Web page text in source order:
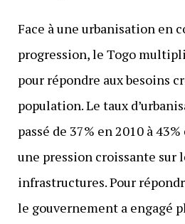
Face à une urbanisation en
progression, le Togo
pour répondre aux besoins
population. Le taux
passé de 37% en 2010 à
une pression croissante sur
infrastructures. Pour
le gouvernement a engagé